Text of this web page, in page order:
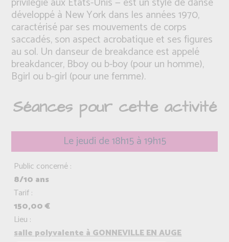
développé à New York dans les années 1970,
caractérisé par ses mouvements de corps
saccadés, son aspect acrobatique et ses figures
au sol. Un danseur de breakdance est appelé
breakdancer, Bboy ou b-boy (pour un homme),
Bgirl ou b-girl (pour une femme).
Séances pour cette activité
Le jeudi de 18h15 à 19h15
Public concerné :
8/10 ans
Tarif :
150,00 €
Lieu :
salle polyvalente à GONNEVILLE EN AUGE